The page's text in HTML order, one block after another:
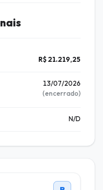
R$ 21.219,25
13/07/2026
(encerrado)
N/D